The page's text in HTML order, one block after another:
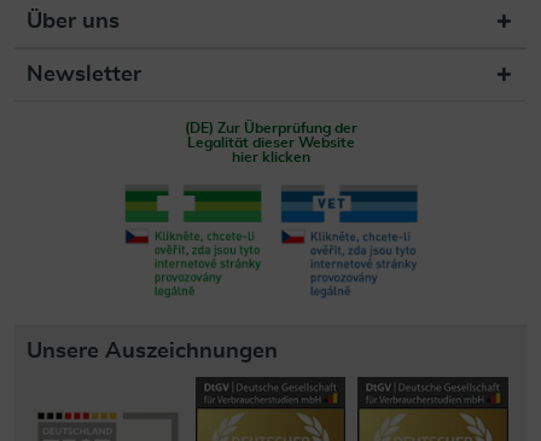
Über uns
Newsletter
(DE) Zur Überprüfung der
Legalität dieser Website
hier klicken
Unsere Auszeichnungen